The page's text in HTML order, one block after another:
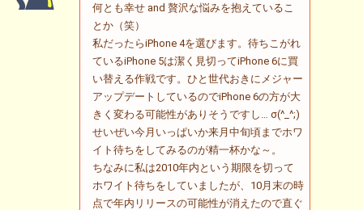
何とも幸せ and 贅沢な悩みを抱えているこ
とか（笑）
私だったらiPhone 4を選びます。待ちこがれ
ているiPhone 5は潔く見切ってiPhone 6に買
い替える作戦です。ひと世代おきにメジャー
アップデートしているのでiPhone 6の方が大
きく変わる可能性がありそうですし… σ(^_^;)
せいぜい今月いっぱいか来月中旬頃までホワ
イト待ちをしてみるのが精一杯かな～。
ちなみに私は2010年内という期限を切って
ホワイト待ちをしていましたが、10月末の時
点で年内リリースの可能性が消えたので直ぐ